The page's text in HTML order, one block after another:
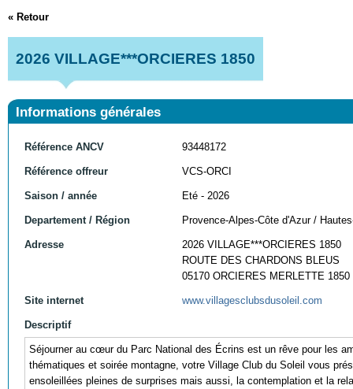
« Retour
2026 VILLAGE***ORCIERES 1850
Informations générales
Référence ANCV 93448172
Référence offreur VCS-ORCI
Saison / année Eté - 2026
Departement / Région Provence-Alpes-Côte d'Azur /
Adresse
2026 VILLAGE***ORCIERES 1850
ROUTE DES CHARDONS BLEUS
05170 ORCIERES MERLETTE 1850
Site internet www.villagesclubsdusoleil.com
Descriptif
Séjourner au cœur du Parc National des Écrins est un rêve pour les
thématiques et soirée montagne, votre Village Club du Soleil vous
ensoleillées pleines de surprises mais aussi, la contemplation et la